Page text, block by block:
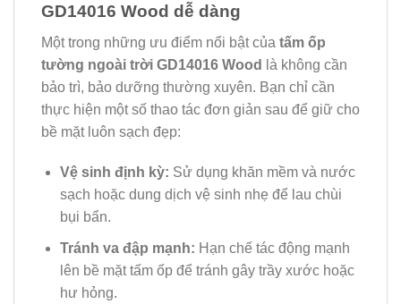
GD14016 Wood dễ dàng
Một trong những ưu điểm nổi bật của tấm ốp
tường ngoài trời GD14016 Wood
là không cần
bảo trì, bảo dưỡng thường xuyên. Bạn chỉ cần
thực hiện một số thao tác đơn giản sau để giữ cho
bề mặt luôn sạch đẹp:
Vệ sinh định kỳ: Sử dụng khăn mềm và nước
sạch hoặc dung dịch vệ sinh nhẹ để lau chùi
bụi bẩn.
Tránh va đập mạnh: Hạn chế tác động mạnh
lên bề mặt tấm ốp để tránh gây trầy xước hoặc
hư hỏng.